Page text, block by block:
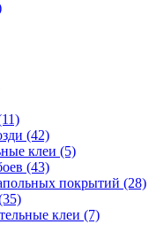
(42)
клеи (5)
(43)
покрытий (28)
клеи (7)